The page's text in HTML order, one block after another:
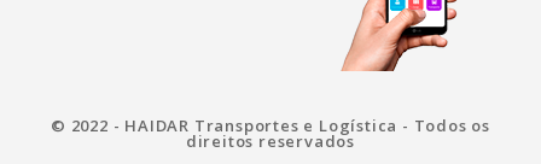
© 2022 - HAIDAR Transportes e Logística - Todos os
direitos reservados